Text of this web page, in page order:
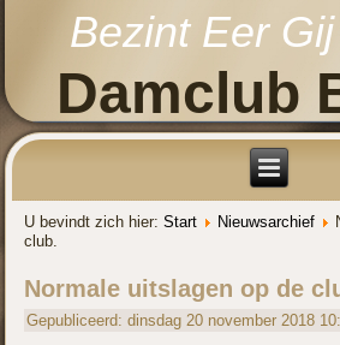
Bezint Eer
Damclub
U bevindt zich hier:Start Nieuwsarchief
club.
Normale uitslagen op de
Gepubliceerd: dinsdag 20 november 2018